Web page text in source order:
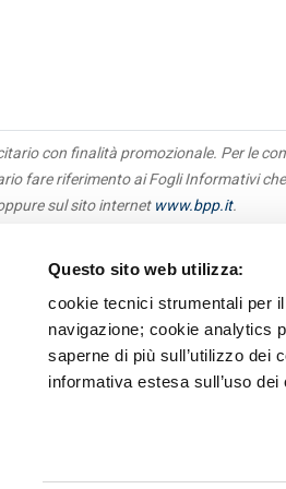
Questo sito web utilizza:
cookie tecnici strumentali per
navigazione; cookie analytics
saperne di più sull’utilizzo dei
informativa estesa sull’uso dei
con finalità promozionale. Per le
fare riferimento ai Fogli Informativi
sul sito internet www.bpp.it.
Privacy
Terze